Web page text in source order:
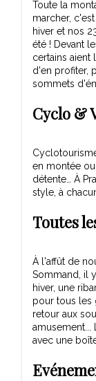
Toute la
marcher,
hiver et nos
été ! Devant
certains
d'en profiter,
sommets
Cyclo &
en montée
détente… À
style, à
Toutes
À l'affût de
Sommand, il
hiver, une
pour tous les
retour aux
amusement...
avec une